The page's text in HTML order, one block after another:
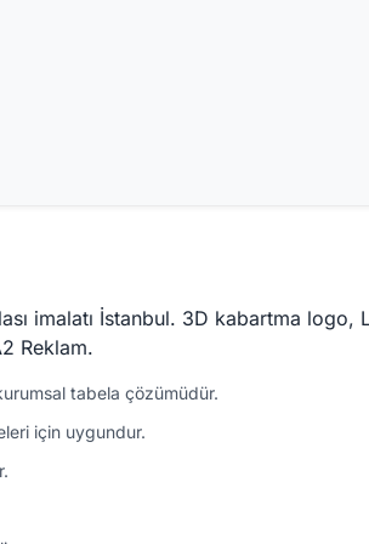
imalatı İstanbul. 3D kabartma logo,
Reklam.
tabela çözümüdür.
için uygundur.